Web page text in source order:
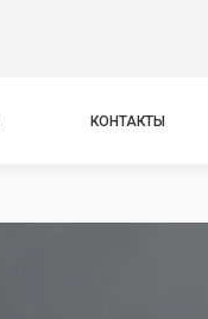
КОНТАКТЫ